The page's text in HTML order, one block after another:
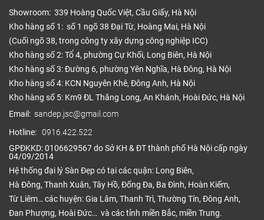
Lớp đế:– Tạo sự ổn định cho toàn ván sàn
Độ dày sàn WPC
Sàn nhựa giả gỗ WPC càng dày, nó sẽ càng bền
hơn, giúp bạn có thể sử dụng thời gian dài hơn cũng
như thoải mái hơn khi đi lại.
Có các độ dày sẵn có tấm ván sàn: 5mm; 5,5mm;
Tất cả sàn nhựa vân gỗ WPC của chúng tôi đều dày
và bền bỉ để sử dụng lắp đặt nội thất. Nếu bạn
muốn xem chất lượng của ván sàn, một phần cũng
phụ thuộc vào độ dày của lớp mài mòn.
Lớp mài mòn là lớp bề mặt trên cùng của sàn vinyl
Showroom: 339 Hoàng Quốc Việt, Cầu Giấy, Hà Nội
Kho hàng số 1: số 1 ngõ 38 Đại Từ, Hoàng Mai, Hà Nội
(Cuối ngõ 38, trong công ty xây dựng công nghiệp ICC)
Kho hàng số 2: Tổ 4, phường Cự Khối, Long Biên, Hà Nội
Kho hàng số 3: Đường 6, phường Yên Nghĩa, Hà Đông, Hà Nội
Kho hàng số 4: KCN Nguyên Khê, Đông Anh, Hà Nội
Kho hàng số 5: Km9 ĐL Thăng Long, An Khánh, Hoài Đức, Hà Nội
Email: sandep.jsc@gmail.com
Hotline: 0916.422.522
GPĐKKD: 0106629567 do Sở KH & ĐT thành phố Hà Nội cấp ngày
04/09/2014
Hệ thống đại lý Sàn Đẹp có tại các quận: Long Biên,
Hà Đông, Thanh Xuân, Tây Hồ, Đống Đa, Ba Đình, Hoàn Kiếm,
Từ Liêm… các huyện: Gia Lâm, Thanh Trì, Thường Tín, Đông Anh,
Đan Phượng, Hoài Đức… và các tỉnh miền Bắc, miền Trung.